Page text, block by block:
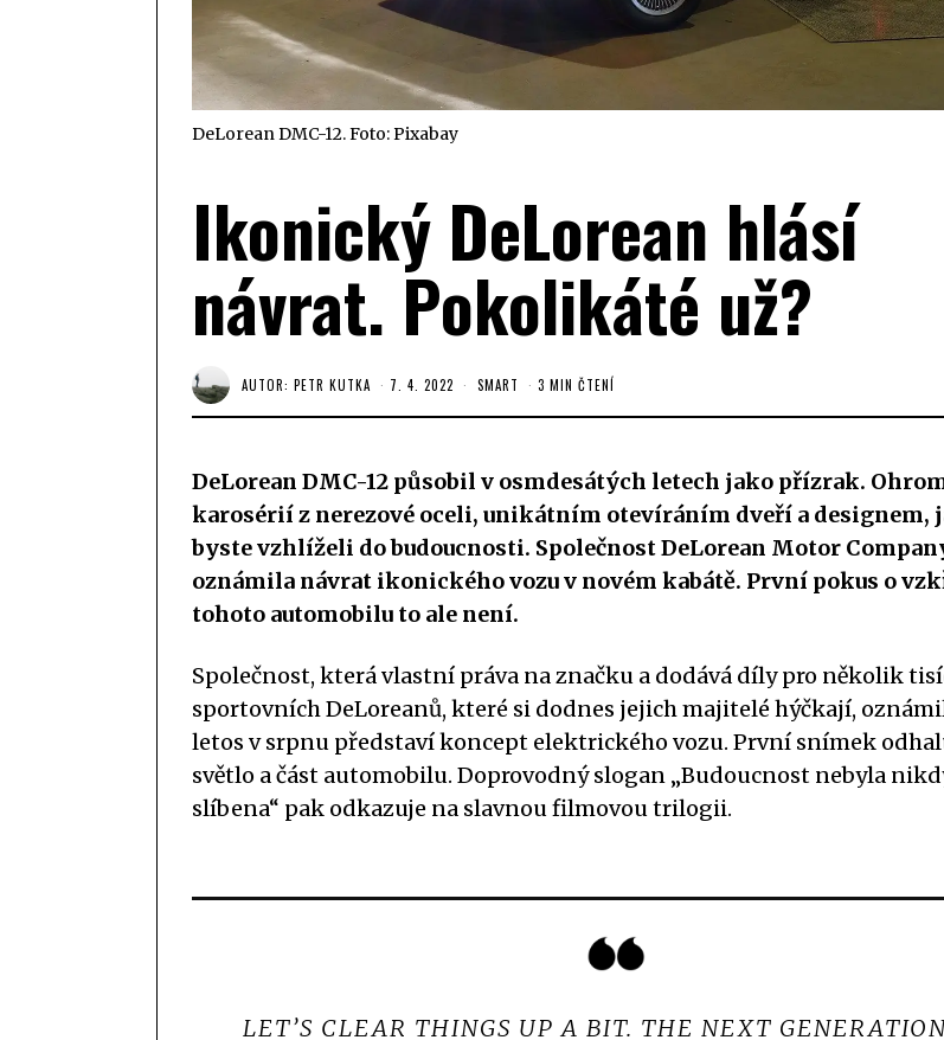
DeLorean DMC-12. Foto: Pixabay
Ikonický DeLorean hlásí
návrat. Pokolikáté už?
AUTOR: PETR KUTKA 7. 4. 2022 SMART 3 MIN ČTENÍ
DeLorean DMC-12 působil v osmdesátých letech jako přízrak.
karosérií z nerezové oceli, unikátním otevíráním dveří a designem,
byste vzhlíželi do budoucnosti. Společnost DeLorean Motor
oznámila návrat ikonického vozu v novém kabátě. První pokus o
tohoto automobilu to ale není.
Společnost, která vlastní práva na značku a dodává díly pro několik
sportovních DeLoreanů, které si dodnes jejich majitelé hýčkají,
letos v srpnu představí koncept elektrického vozu. První snímek
světlo a část automobilu. Doprovodný slogan „Budoucnost nebyla
slíbena“ pak odkazuje na slavnou filmovou trilogii.
LET’S CLEAR THINGS UP A BIT. THE NEXT